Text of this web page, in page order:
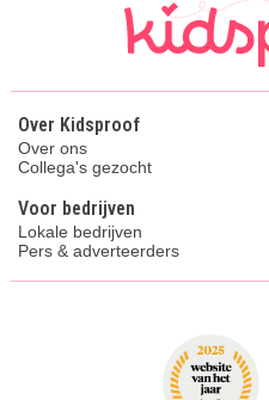
Over Kidsproof
Over ons
Collega's gezocht
Voor bedrijven
Lokale bedrijven
Pers & adverteerders